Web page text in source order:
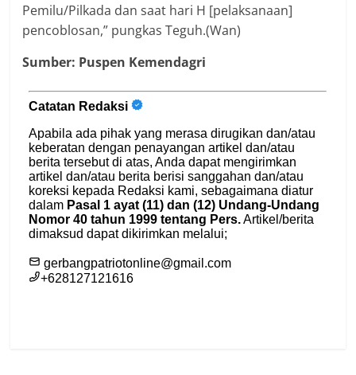
Pemilu/Pilkada dan saat hari H [pelaksanaan]
pencoblosan,” pungkas Teguh.(Wan)
Sumber: Puspen Kemendagri